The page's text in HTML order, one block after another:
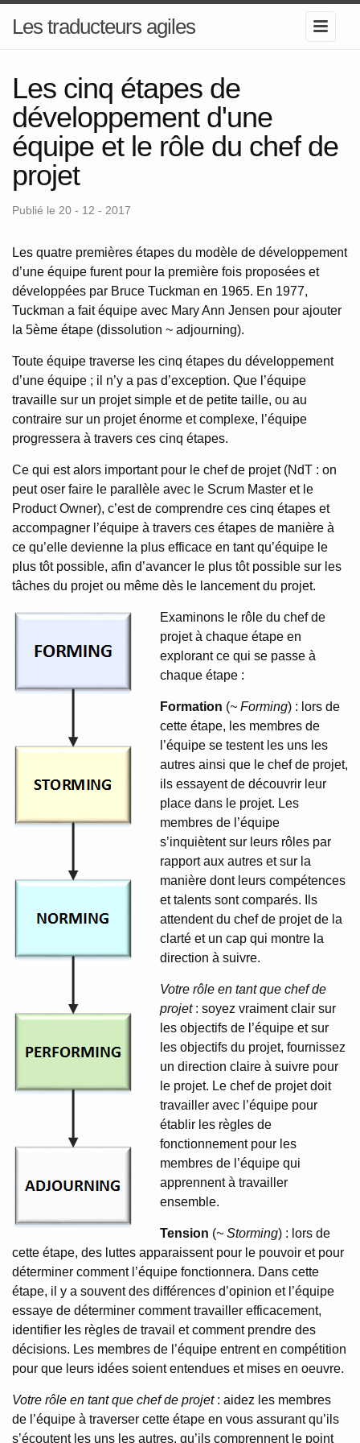
Les traducteurs agiles
Les cinq étapes de
développement d'une
équipe et le rôle du chef de
projet
Publié le 20 - 12 - 2017
Les quatre premières étapes du modèle de développement
d’une équipe furent pour la première fois proposées et
développées par Bruce Tuckman en 1965. En 1977,
Tuckman a fait équipe avec Mary Ann Jensen pour ajouter
la 5ème étape (dissolution ~ adjourning).
Toute équipe traverse les cinq étapes du développement
d’une équipe ; il n’y a pas d’exception. Que l’équipe
travaille sur un projet simple et de petite taille, ou au
contraire sur un projet énorme et complexe, l’équipe
progressera à travers ces cinq étapes.
Ce qui est alors important pour le chef de projet (NdT : on
peut oser faire le parallèle avec le Scrum Master et le
Product Owner), c’est de comprendre ces cinq étapes et
accompagner l’équipe à travers ces étapes de manière à
ce qu’elle devienne la plus efficace en tant qu’équipe le
plus tôt possible, afin d’avancer le plus tôt possible sur les
tâches du projet ou même dès le lancement du projet.
Examinons le rôle du chef de
projet à chaque étape en
explorant ce qui se passe à
chaque étape :
Formation (~ Forming) : lors de
cette étape, les membres de
l’équipe se testent les uns les
autres ainsi que le chef de projet,
ils essayent de découvrir leur
place dans le projet. Les
membres de l’équipe
s’inquiètent sur leurs rôles par
rapport aux autres et sur la
manière dont leurs compétences
et talents sont comparés. Ils
attendent du chef de projet de la
clarté et un cap qui montre la
direction à suivre.
Votre rôle en tant que chef de
projet: soyez vraiment clair sur
les objectifs de l’équipe et sur
les objectifs du projet, fournissez
un direction claire à suivre pour
le projet. Le chef de projet doit
travailler avec l’équipe pour
établir les règles de
fonctionnement pour les
membres de l’équipe qui
apprennent à travailler
ensemble.
Tension (~ Storming) : lors de
cette étape, des luttes apparaissent pour le pouvoir et pour
déterminer comment l’équipe fonctionnera. Dans cette
étape, il y a souvent des différences d’opinion et l’équipe
essaye de déterminer comment travailler efficacement,
identifier les règles de travail et comment prendre des
décisions. Les membres de l’équipe entrent en compétition
pour que leurs idées soient entendues et mises en oeuvre.
Votre rôle en tant que chef de projet: aidez les membres
de l’équipe à traverser cette étape en vous assurant qu’ils
s’écoutent les uns les autres, qu’ils comprennent le point